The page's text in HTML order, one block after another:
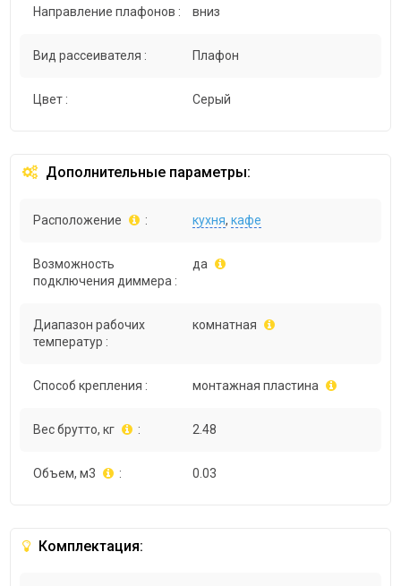
Направление плафонов : вниз
Вид рассеивателя : Плафон
Цвет : Серый
Дополнительные параметры:
Расположение : кухня,кафе
Возможность
подключения диммера :
да
Диапазон рабочих
температур :
комнатная
Способ крепления : монтажная пластина
Вес брутто, кг : 2.48
Объем, м3 : 0.03
Комплектация: